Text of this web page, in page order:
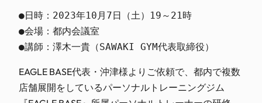
●日時：2023年10月7日（土）19～21時
●会場：都内会議室
●講師：澤木一貴（SAWAKI GYM代表取締役）
EAGLE BASE代表・沖津様よりご依頼で、都内で複数
店舗展開をしているパーソナルトレーニングジム